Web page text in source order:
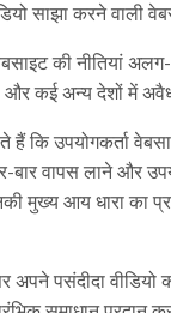
साझा करने वाली
की नीतियां
कई अन्य देशों में अवैध
हैं कि उपयोगकर्ता
बार वापस लाने और
मुख्य आय धारा का
पसंदीदा